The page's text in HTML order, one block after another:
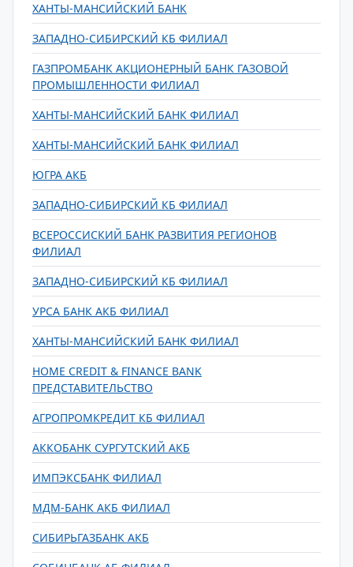
ХАНТЫ-МАНСИЙСКИЙ БАНК
ЗАПАДНО-СИБИРСКИЙ КБ ФИЛИАЛ
ГАЗПРОМБАНК АКЦИОНЕРНЫЙ БАНК ГАЗОВОЙ
ПРОМЫШЛЕННОСТИ ФИЛИАЛ
ХАНТЫ-МАНСИЙСКИЙ БАНК ФИЛИАЛ
ХАНТЫ-МАНСИЙСКИЙ БАНК ФИЛИАЛ
ЮГРА АКБ
ЗАПАДНО-СИБИРСКИЙ КБ ФИЛИАЛ
ВСЕРОССИСКИЙ БАНК РАЗВИТИЯ РЕГИОНОВ
ФИЛИАЛ
ЗАПАДНО-СИБИРСКИЙ КБ ФИЛИАЛ
УРСА БАНК АКБ ФИЛИАЛ
ХАНТЫ-МАНСИЙСКИЙ БАНК ФИЛИАЛ
HOME CREDIT & FINANCE BANK
ПРЕДСТАВИТЕЛЬСТВО
АГРОПРОМКРЕДИТ КБ ФИЛИАЛ
АККОБАНК СУРГУТСКИЙ АКБ
ИМПЭКСБАНК ФИЛИАЛ
МДМ-БАНК АКБ ФИЛИАЛ
СИБИРЬГАЗБАНК АКБ